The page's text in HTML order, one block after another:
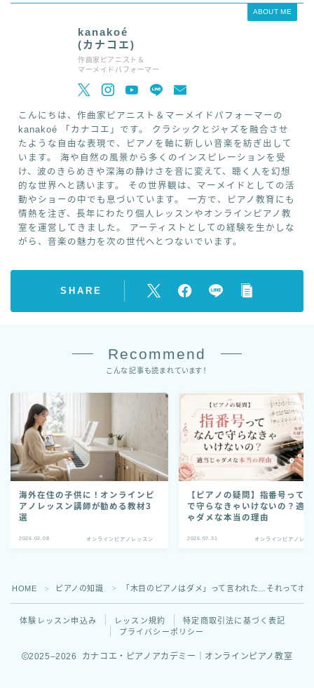
ABOUT ME
エ)"
width="9
0"
height="
90" />
kanakoé
(カナコエ)
作曲家ピアニスト＆
マーメイドパフォーマー
こんにちは、作曲家ピアニスト＆マーメイドパフォーマーの
kanakoé 「カナコエ」です。 クラシックとジャズを融合させ
たような自由な表現で、ピアノを軸に新しい音楽を紡ぎ出して
います。 海や自然の風景から多くのインスピレーションを受
け、波のきらめきや深海の静けさを音に変えて、聴く人を幻想
的な世界へと誘います。 その世界観は、マーメイドとしての活
動やショーの中でも息づいています。 一方で、ピアノ教育にも
情熱を注ぎ、長年にわたり個人レッスンやオンラインピアノ教
室を運営してきました。 アーティストとしての経験を生かしな
がら、音楽の魅力を次の世代へとつないでいます。
SHARE
Recommend
こんな記事も読まれています！
海外在住の子供に！オンラインピ
アノレッスン講師が勧める教材3
選
2026.02.08 オンラインピアノレッスン
【ピアノの疑問】指番号って
で守らなきゃいけないの？適
ゃダメな本当の理由
2026.07.31 オンラインピアノレッ
HOME ＞ ピアノの知識 ＞ 「木目のピアノはダメ」って言われた…それってホ
体験レッスン申込み レッスン規約
特定商取引法に基づく表記
プライバシーポリシー
2025–2026 カナコエ・ピアノアカデミー｜オンラインピアノ教室